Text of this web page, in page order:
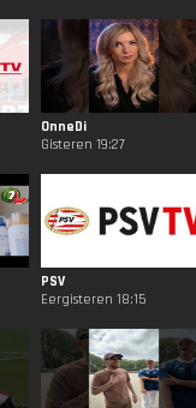
OnneDi
Gisteren 19:27
PSV
Eergisteren 18:15